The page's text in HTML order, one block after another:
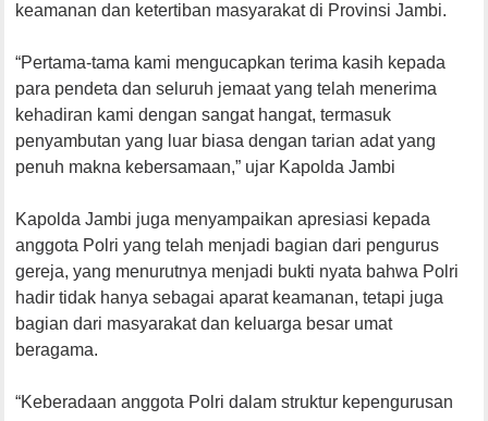
keamanan dan ketertiban masyarakat di Provinsi Jambi.
“Pertama-tama kami mengucapkan terima kasih kepada
para pendeta dan seluruh jemaat yang telah menerima
kehadiran kami dengan sangat hangat, termasuk
penyambutan yang luar biasa dengan tarian adat yang
penuh makna kebersamaan,” ujar Kapolda Jambi
Kapolda Jambi juga menyampaikan apresiasi kepada
anggota Polri yang telah menjadi bagian dari pengurus
gereja, yang menurutnya menjadi bukti nyata bahwa Polri
hadir tidak hanya sebagai aparat keamanan, tetapi juga
bagian dari masyarakat dan keluarga besar umat
beragama.
“Keberadaan anggota Polri dalam struktur kepengurusan